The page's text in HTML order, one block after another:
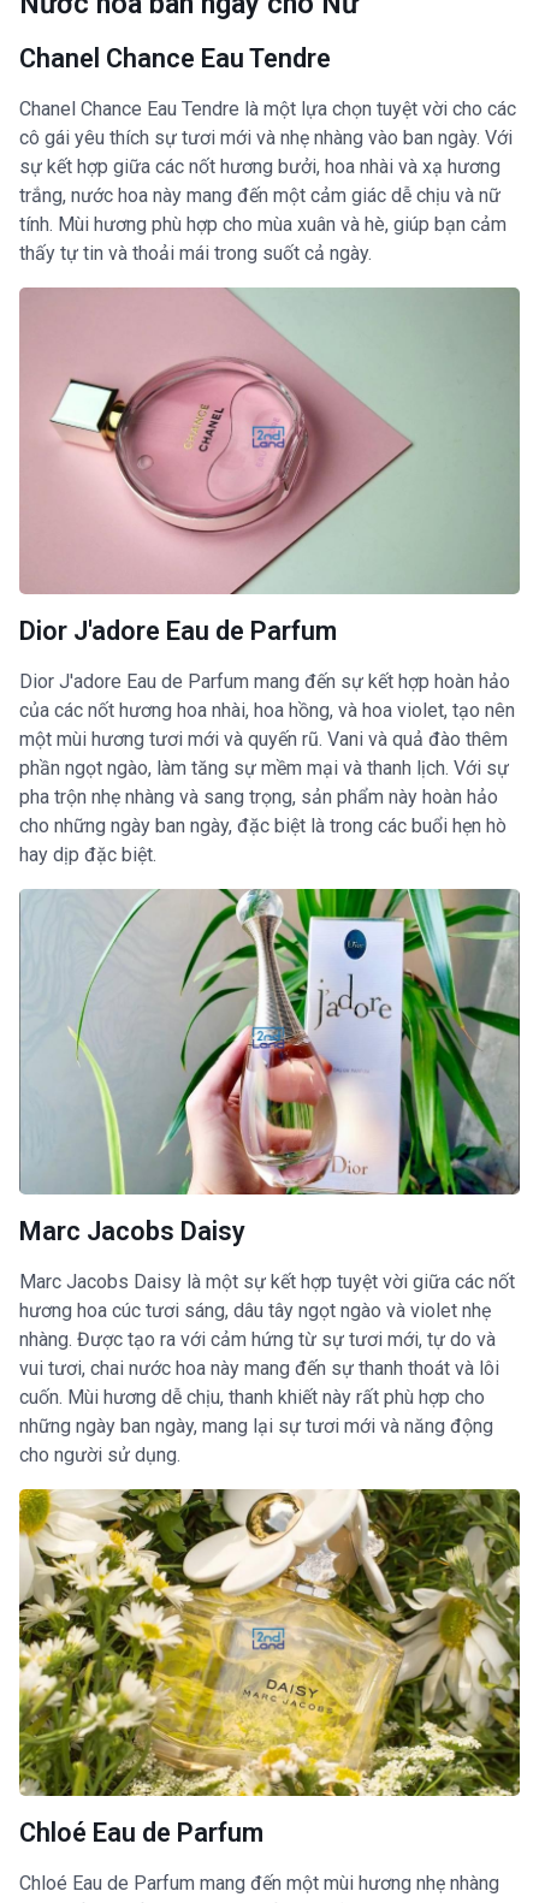
Chanel Chance Eau Tendre
Chanel Chance Eau Tendre là một lựa chọn tuyệt vời cho các
cô gái yêu thích sự tươi mới và nhẹ nhàng vào ban ngày. Với
sự kết hợp giữa các nốt hương bưởi, hoa nhài và xạ hương
trắng, nước hoa này mang đến một cảm giác dễ chịu và nữ
tính. Mùi hương phù hợp cho mùa xuân và hè, giúp bạn cảm
thấy tự tin và thoải mái trong suốt cả ngày.
Dior J'adore Eau de Parfum
Dior J'adore Eau de Parfum mang đến sự kết hợp hoàn hảo
của các nốt hương hoa nhài, hoa hồng, và hoa violet, tạo nên
một mùi hương tươi mới và quyến rũ. Vani và quả đào thêm
phần ngọt ngào, làm tăng sự mềm mại và thanh lịch. Với sự
pha trộn nhẹ nhàng và sang trọng, sản phẩm này hoàn hảo
cho những ngày ban ngày, đặc biệt là trong các buổi hẹn hò
hay dịp đặc biệt.
Marc Jacobs Daisy
Marc Jacobs Daisy là một sự kết hợp tuyệt vời giữa các nốt
hương hoa cúc tươi sáng, dâu tây ngọt ngào và violet nhẹ
nhàng. Được tạo ra với cảm hứng từ sự tươi mới, tự do và
vui tươi, chai nước hoa này mang đến sự thanh thoát và lôi
cuốn. Mùi hương dễ chịu, thanh khiết này rất phù hợp cho
những ngày ban ngày, mang lại sự tươi mới và năng động
cho người sử dụng.
Chloé Eau de Parfum
Chloé Eau de Parfum mang đến một mùi hương nhẹ nhàng